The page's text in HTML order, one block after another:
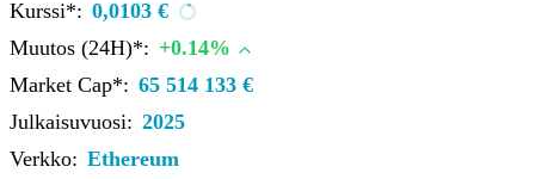
Kurssi*: 0,0103 €
Muutos (24H)*: +0.14%
Market Cap*: 65 514 133 €
Julkaisuvuosi: 2025
Verkko: Ethereum